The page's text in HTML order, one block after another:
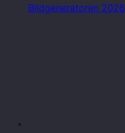
Bildgeneratoren 2026